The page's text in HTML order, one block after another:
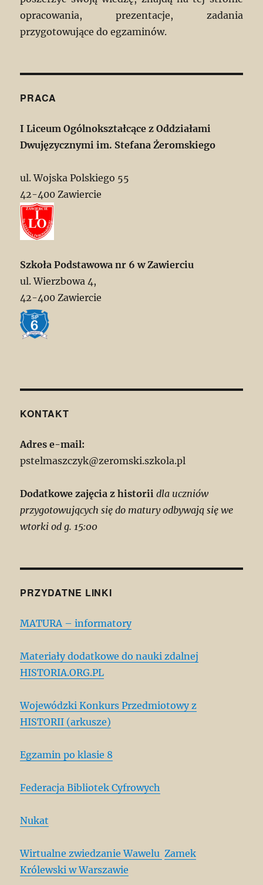
opracowania, prezentacje, zadania
przygotowujące do egzaminów.
PRACA
I Liceum Ogólnokształcące z Oddziałami
Dwujęzycznymi im. Stefana Żeromskiego
ul. Wojska Polskiego 55
42-400 Zawiercie
Szkoła Podstawowa nr 6 w Zawierciu
ul. Wierzbowa 4,
42-400 Zawiercie
KONTAKT
Adres e-mail:
pstelmaszczyk@zeromski.szkola.pl
Dodatkowe zajęcia z historii dla uczniów
przygotowujących się do matury odbywają się we
wtorki od g. 15:00
PRZYDATNE LINKI
MATURA – informatory
Materiały dodatkowe do nauki zdalnej
HISTORIA.ORG.PL
Wojewódzki Konkurs Przedmiotowy z
HISTORII (arkusze)
Egzamin po klasie 8
Federacja Bibliotek Cyfrowych
Nukat
Wirtualne zwiedzanie Wawelu Zamek
Królewski w Warszawie